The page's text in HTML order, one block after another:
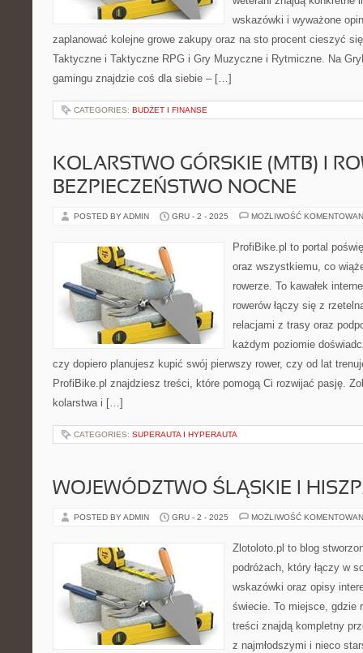
wskazówki i wyważone
zaplanować kolejne growe zakupy oraz na sto procent cieszyć
Taktyczne i Taktyczne RPG i Gry Muzyczne i Rytmiczne. Na
gamingu znajdzie coś dla siebie – […]
CATEGORIES: BUDŻET I FINANSE
KOLARSTWO GÓRSKIE (MTB) I
BEZPIECZEŃSTWO NOCNE
POSTED BY ADMIN GRU - 2 - 2025 MOŻLIWOŚĆ
ProfiBike.pl to portal
oraz wszystkiemu, co
rowerze. To kawałek
rowerów łączy się z
relacjami z trasy oraz
każdym poziomie
czy dopiero planujesz kupić swój pierwszy rower, czy od lat
ProfiBike.pl znajdziesz treści, które pomogą Ci rozwijać pasję.
kolarstwa i […]
CATEGORIES: SUPERAUTA I HYPERAUTA
WOJEWÓDZTWO ŚLĄSKIE I
POSTED BY ADMIN GRU - 2 - 2025 MOŻLIWOŚĆ
Zlotoloto.pl to blog
podróżach, który łączy w
wskazówki oraz opisy
świecie. To miejsce, gdzie
treści znajdą kompletny
z najmłodszymi i nieco